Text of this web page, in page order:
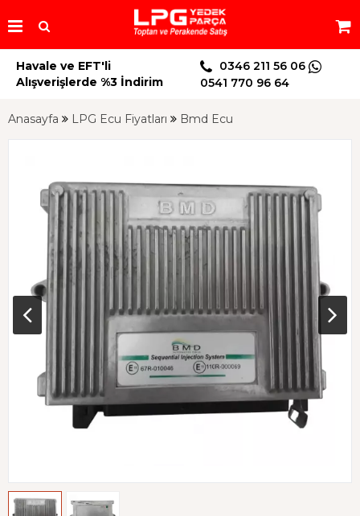
Havale ve EFT'li
Alışverişlerde %3 İndirim
0346 211 56 06
0541 770 96 64
Anasayfa LPG Ecu Fiyatları Bmd Ecu